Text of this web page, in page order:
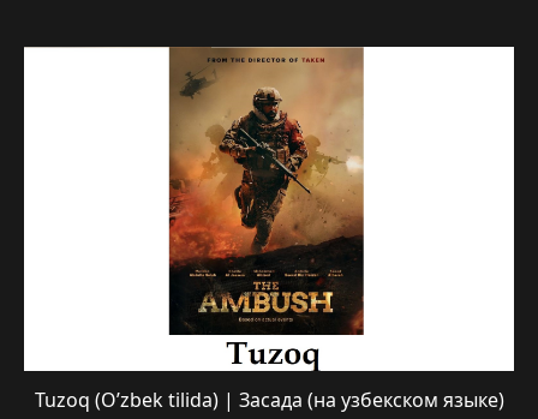
Tuzoq (O’zbek tilida) | Засада (на узбекском языке)